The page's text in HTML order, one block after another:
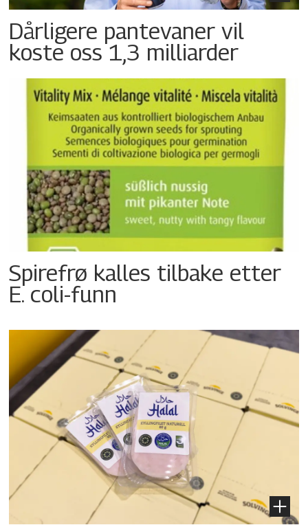
Dårligere pantevaner vil
koste oss 1,3 milliarder
Spirefrø kalles tilbake etter
E. coli-funn